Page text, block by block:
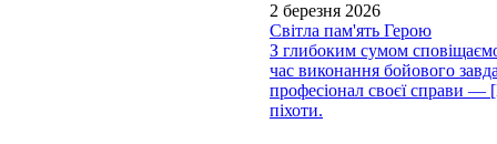
2 березня 2026
Світла пам'ять Герою
З глибоким сумом
час виконання бойового
професіонал своєї справи
піхоти.